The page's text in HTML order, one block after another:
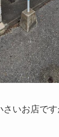
さいお店で